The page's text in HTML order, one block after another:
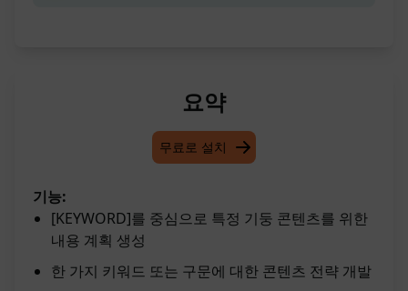
요약
무료로 설치
기능:
[KEYWORD]를 중심으로 특정 기둥 콘텐츠를 위한
내용 계획 생성
한 가지 키워드 또는 구문에 대한 콘텐츠 전략 개발